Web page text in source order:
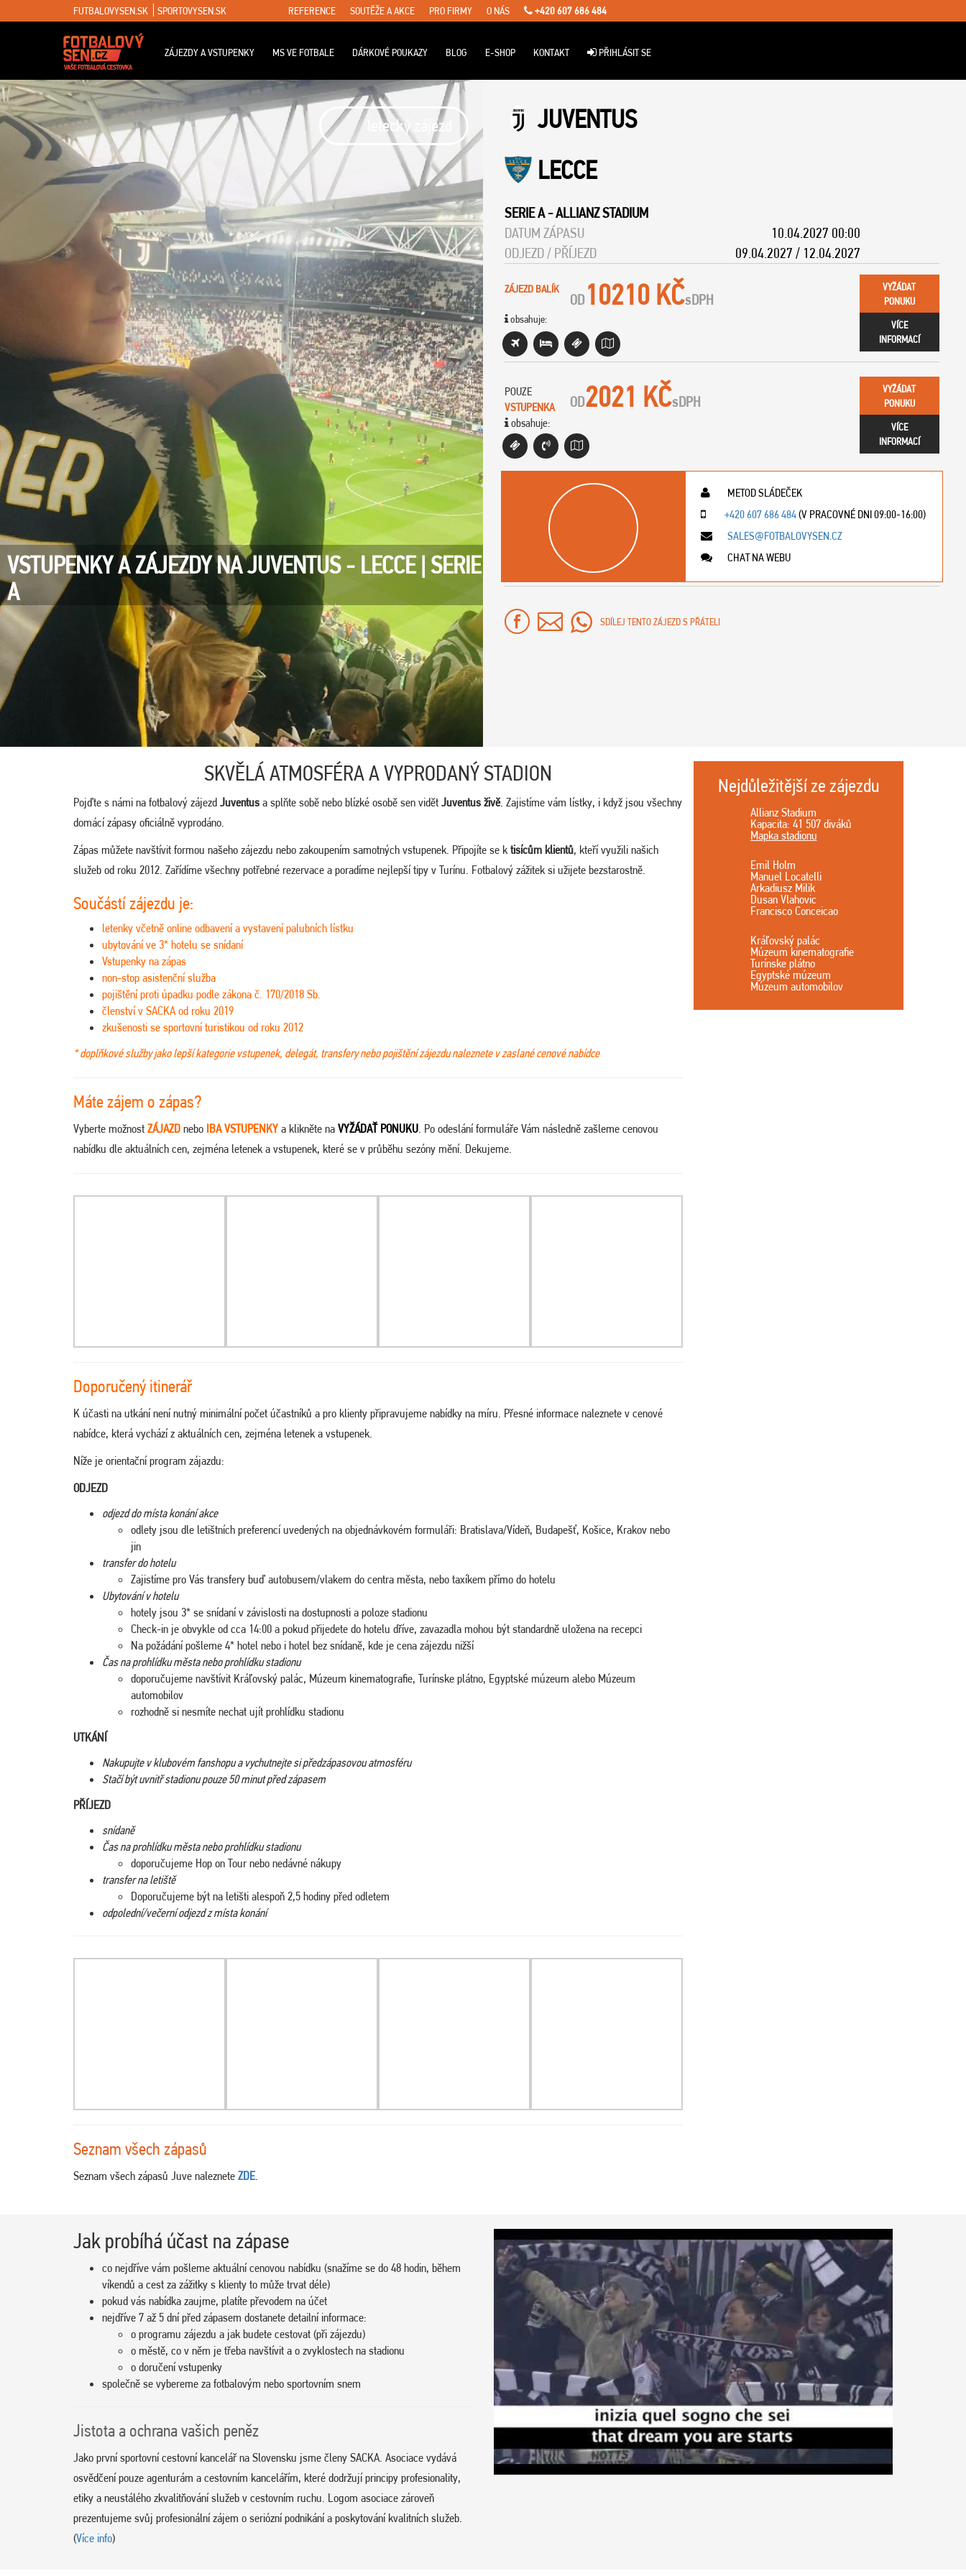
FUTBALOVYSEN.SK SPORTOVYSEN.SK REFERENCE SOUTĚŽE A AKCE PRO FIRMY O NÁS +420 607 686 484
ZÁJEZDY A VSTUPENKY MS VE FOTBALE DÁRKOVÉ POUKAZY BLOG E-SHOP KONTAKT PŘIHLÁSIT SE
letecký zájezd
VSTUPENKY A ZÁJEZDY NA JUVENTUS - LECCE | SERIE
A
JUVENTUS
LECCE
SERIE A-ALLIANZ STADIUM
DATUM ZÁPASU
10.04.2027 00:00
ODJEZD / PŘÍJEZD
09.04.2027 / 12.04.2027
ZÁJEZD BALÍK
obsahuje:
OD 10210 KČsDPH
VYŽÁDAT
PONUKU
VÍCE
INFORMACÍ
POUZE
VSTUPENKA
obsahuje:
OD2021 KČsDPH
VYŽÁDAT
PONUKU
VÍCE
INFORMACÍ
METOD SLÁDEČEK
+420 607 686 484(V PRACOVNÉ DNI 09:00-16:00)
SALES@FOTBALOVYSEN.CZ
CHAT NA WEBU
SDÍLEJ TENTO ZÁJEZD S PŘÁTELI
SKVĚLÁ ATMOSFÉRA A VYPRODANÝ STADION
Pojďte s námi na fotbalový zájezd Juventus a splňte sobě nebo blízké osobě sen vidět Juventus živě. Zajistíme vám lístky, i když jsou všechny
domácí zápasy oficiálně vyprodáno.
Zápas můžete navštívit formou našeho zájezdu nebo zakoupením samotných vstupenek. Připojíte se ktisícům klientů, kteří využili našich
služeb od roku 2012. Zařídíme všechny potřebné rezervace a poradíme nejlepší tipy v Turínu. Fotbalový zážitek si užijete bezstarostně.
Součástí zájezdu je:
letenky včetně online odbavení a vystavení palubních lístku
ubytování ve 3* hotelu se snídaní
Vstupenky na zápas
non-stop asistenční služba
pojištění proti úpadku podle zákona č. 170/2018 Sb.
členství v SACKA od roku 2019
zkušenosti se sportovní turistikou od roku 2012
* doplňkové služby jako lepší kategorie vstupenek, delegát, transfery nebo pojištění zájezdu naleznete v zaslané cenové nabídce
Máte zájem o zápas?
Vyberte možnost ZÁJAZD nebo IBA VSTUPENKY a klikněte na VYŽÁDAŤ PONUKU. Po odeslání formuláře Vám následně zašleme cenovou
nabídku dle aktuálních cen, zejména letenek a vstupenek, které se v průběhu sezóny mění. Dekujeme.
Doporučený itinerář
K účasti na utkání není nutný minimální počet účastníků a pro klienty připravujeme nabídky na míru. Přesné informace naleznete v cenové
nabídce, která vychází z aktuálních cen, zejména letenek a vstupenek.
Níže je orientační program zájazdu:
ODJEZD
odjezd do místa konání akce
odlety jsou dle letištních preferencí uvedených na objednávkovém formuláři: Bratislava/Vídeň, Budapešť, Košice, Krakov nebo
jin
transfer do hotelu
Zajistíme pro Vás transfery buď autobusem/vlakem do centra města, nebo taxíkem přímo do hotelu
Ubytování v hotelu
hotely jsou 3* se snídaní v závislosti na dostupnosti a poloze stadionu
Check-in je obvykle od cca 14:00 a pokud přijedete do hotelu dříve, zavazadla mohou být standardně uložena na recepci
Na požádání pošleme 4* hotel nebo i hotel bez snídaně, kde je cena zájezdu nižší
Čas na prohlídku města nebo prohlídku stadionu
doporučujeme navštívit Kráľovský palác, Múzeum kinematografie, Turínske plátno, Egyptské múzeum alebo Múzeum
automobilov
rozhodně si nesmíte nechat ujít prohlídku stadionu
UTKÁNÍ
Nakupujte v klubovém fanshopu a vychutnejte si předzápasovou atmosféru
Stačí být uvnitř stadionu pouze 50 minut před zápasem
PŘÍJEZD
snídaně
Čas na prohlídku města nebo prohlídku stadionu
doporučujeme Hop on Tour nebo nedávné nákupy
transfer na letiště
Doporučujeme být na letišti alespoň 2,5 hodiny před odletem
odpolední/večerní odjezd z místa konání
Seznam všech zápasů
Seznam všech zápasů Juve naleznete ZDE
Nejdůležitější ze zájezdu
Allianz Stadium
Kapacita: 41 507 diváků
Mapka stadionu
Emil Holm
Manuel Locatelli
Arkadiusz Milik
Dusan Vlahovic
Francisco Conceicao
Kráľovský palác
Múzeum kinematografie
Turínske plátno
Egyptské múzeum
Múzeum automobilov
Jak probíhá účast na zápase
co nejdříve vám pošleme aktuální cenovou nabídku (snažíme se do 48 hodin, během
víkendů a cest za zážitky s klienty to může trvat déle)
pokud vás nabídka zaujme, platíte převodem na účet
nejdříve 7 až 5 dní před zápasem dostanete detailní informace:
o programu zájezdu a jak budete cestovat (při zájezdu)
o městě, co v něm je třeba navštívit a o zvyklostech na stadionu
o doručení vstupenky
společně se vybereme za fotbalovým nebo sportovním snem
Jistota a ochrana vašich peněz
Jako první sportovní cestovní kancelář na Slovensku jsme členy SACKA. Asociace vydává
osvědčení pouze agenturám a cestovním kancelářím, které dodržují principy profesionality,
etiky a neustálého zkvalitňování služeb v cestovním ruchu. Logom asociace zároveň
prezentujeme svůj profesionální zájem o seriózní podnikání a poskytování kvalitních služeb.
(Více info)